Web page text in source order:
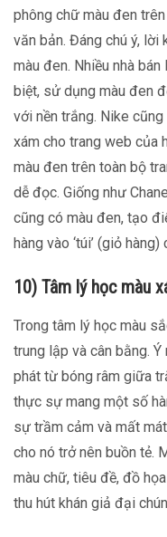
phông chữ màu đen
văn bản. Đáng chú ý, lời
màu đen. Nhiều nhà
biệt, sử dụng màu đen
với nền trắng. Nike
xám cho trang web của
màu đen trên toàn bộ
dễ đọc. Giống như
cũng có màu đen, tạo
hàng vào ‘túi’ (giỏ hàng)
10) Tâm lý học màu
Trong tâm lý học màu
trung lập và cân bằng.
phát từ bóng râm giữa
thực sự mang một số
sự trầm cảm và mất
cho nó trở nên buồn tẻ.
màu chữ, tiêu đề, đồ
thu hút khán giả đại